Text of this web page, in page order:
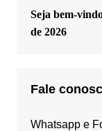
Seja bem-
de 2026
Fale
Whatsapp e